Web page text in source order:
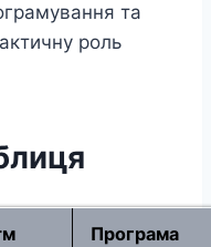
та
роль
Програма